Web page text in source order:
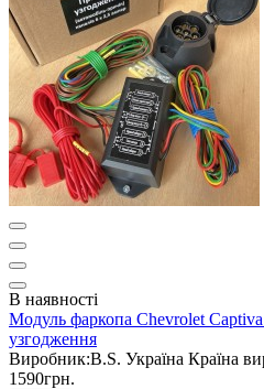
В наявності
Модуль фаркопа Chevrolet
узгодження
Виробник:B.S. Україна Країна
1590грн.